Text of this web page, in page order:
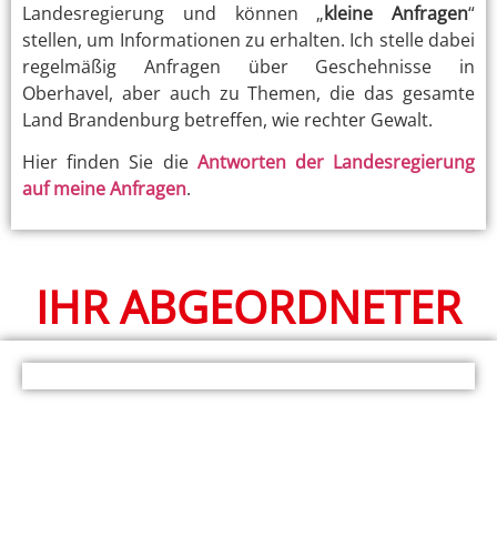
Landesregierung und können „kleine Anfragen“
stellen, um Informationen zu erhalten. Ich stelle dabei
regelmäßig Anfragen über Geschehnisse in
Oberhavel, aber auch zu Themen, die das gesamte
Land Brandenburg betreffen, wie rechter Gewalt.
Hier finden Sie die Antworten der Landesregierung
auf meine Anfragen.
IHR ABGEORDNETER